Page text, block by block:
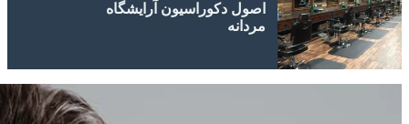
اصول دکوراسیون آرایشگاه
مردانه